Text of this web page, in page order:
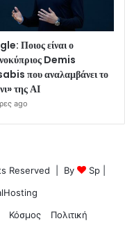
Ποιος είναι ο
Demis
που αναλαμβάνει το
της ΑΙ
ago
Reserved | By Sp
Κόσμος Πολιτική